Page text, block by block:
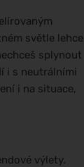
světle lehce
splynout
i s neutrálními
i na situace,
výlety.